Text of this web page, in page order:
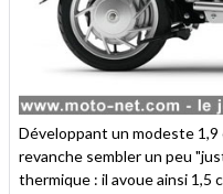
Développant un modeste
revanche sembler un peu
thermique : il avoue ainsi 1,5